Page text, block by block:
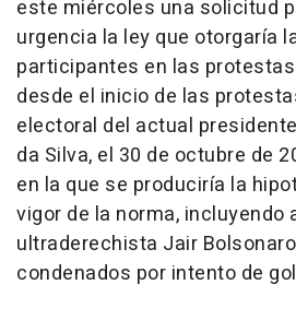
este miércoles una solicitud
urgencia la ley que otorgaría
participantes en las
desde el inicio de las
electoral del actual
da Silva, el 30 de octubre de
en la que se produciría la
vigor de la norma, incluyendo
ultraderechista Jair
condenados por intento de